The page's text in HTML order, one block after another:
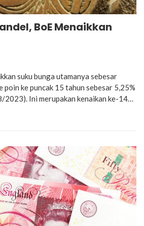
BoE Menaikkan
suku bunga utamanya sebesar
poin ke puncak 15 tahun sebesar 5,25%
Ini merupakan kenaikan ke-14…